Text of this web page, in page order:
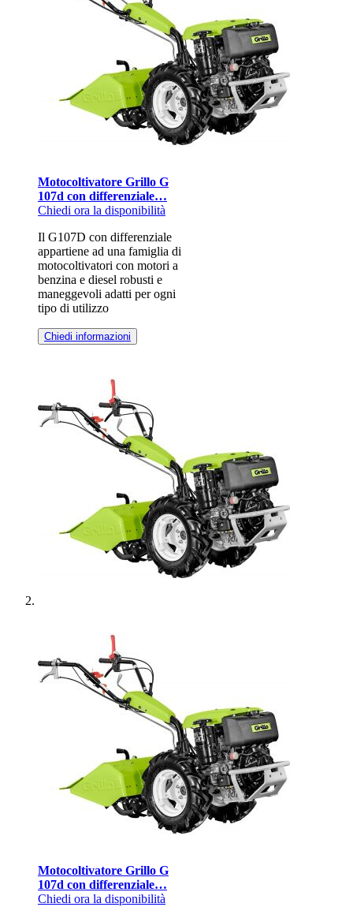
Motocoltivatore Grillo G
107d con differenziale…
Chiedi ora la disponibilità
Il G107D con differenziale
appartiene ad una famiglia di
motocoltivatori con motori a
benzina e diesel robusti e
maneggevoli adatti per ogni
tipo di utilizzo
Chiedi informazioni
Motocoltivatore Grillo G
107d con differenziale…
Chiedi ora la disponibilità